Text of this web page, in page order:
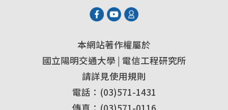
本網站著作權屬於
國立陽明交通大學 | 電信工程研究所
請詳見使用規則
電話：(03)571-1431